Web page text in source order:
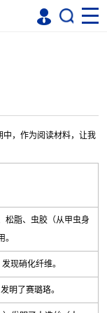
，作为阅读材料，让我
松脂、虫胶（从甲虫身
发现硝化纤维。
明了赛璐珞。